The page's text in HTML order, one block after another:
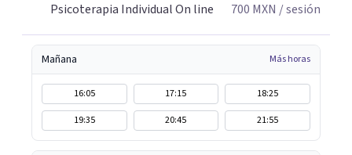
Psicoterapia Individual On line
700 MXN / sesión
Mañana Más horas
16:05 17:15
18:25
19:35
20:45 21:55